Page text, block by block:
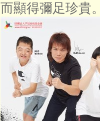
而顯得彌足珍貴